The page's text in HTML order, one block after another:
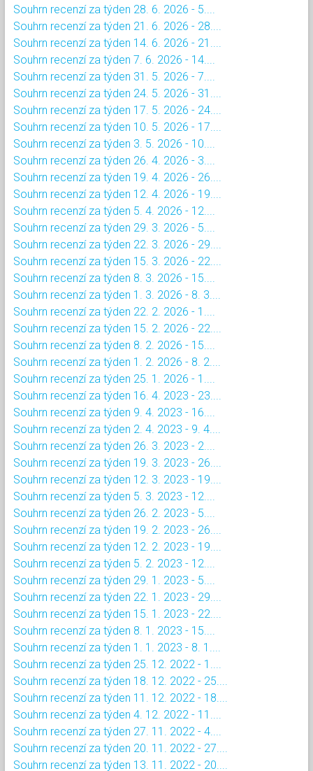
Souhrn recenzí za týden 28. 6. 2026 - 5....
Souhrn recenzí za týden 21. 6. 2026 - 28....
Souhrn recenzí za týden 14. 6. 2026 - 21....
Souhrn recenzí za týden 7. 6. 2026 - 14....
Souhrn recenzí za týden 31. 5. 2026 - 7....
Souhrn recenzí za týden 24. 5. 2026 - 31....
Souhrn recenzí za týden 17. 5. 2026 - 24....
Souhrn recenzí za týden 10. 5. 2026 - 17....
Souhrn recenzí za týden 3. 5. 2026 - 10....
Souhrn recenzí za týden 26. 4. 2026 - 3....
Souhrn recenzí za týden 19. 4. 2026 - 26....
Souhrn recenzí za týden 12. 4. 2026 - 19....
Souhrn recenzí za týden 5. 4. 2026 - 12....
Souhrn recenzí za týden 29. 3. 2026 - 5....
Souhrn recenzí za týden 22. 3. 2026 - 29....
Souhrn recenzí za týden 15. 3. 2026 - 22....
Souhrn recenzí za týden 8. 3. 2026 - 15....
Souhrn recenzí za týden 1. 3. 2026 - 8. 3....
Souhrn recenzí za týden 22. 2. 2026 - 1....
Souhrn recenzí za týden 15. 2. 2026 - 22....
Souhrn recenzí za týden 8. 2. 2026 - 15....
Souhrn recenzí za týden 1. 2. 2026 - 8. 2....
Souhrn recenzí za týden 25. 1. 2026 - 1....
Souhrn recenzí za týden 16. 4. 2023 - 23....
Souhrn recenzí za týden 9. 4. 2023 - 16....
Souhrn recenzí za týden 2. 4. 2023 - 9. 4....
Souhrn recenzí za týden 26. 3. 2023 - 2....
Souhrn recenzí za týden 19. 3. 2023 - 26....
Souhrn recenzí za týden 12. 3. 2023 - 19....
Souhrn recenzí za týden 5. 3. 2023 - 12....
Souhrn recenzí za týden 26. 2. 2023 - 5....
Souhrn recenzí za týden 19. 2. 2023 - 26....
Souhrn recenzí za týden 12. 2. 2023 - 19....
Souhrn recenzí za týden 5. 2. 2023 - 12....
Souhrn recenzí za týden 29. 1. 2023 - 5....
Souhrn recenzí za týden 22. 1. 2023 - 29....
Souhrn recenzí za týden 15. 1. 2023 - 22....
Souhrn recenzí za týden 8. 1. 2023 - 15....
Souhrn recenzí za týden 1. 1. 2023 - 8. 1....
Souhrn recenzí za týden 25. 12. 2022 - 1....
Souhrn recenzí za týden 18. 12. 2022 - 25....
Souhrn recenzí za týden 11. 12. 2022 - 18....
Souhrn recenzí za týden 4. 12. 2022 - 11....
Souhrn recenzí za týden 27. 11. 2022 - 4....
Souhrn recenzí za týden 20. 11. 2022 - 27....
Souhrn recenzí za týden 13. 11. 2022 - 20....